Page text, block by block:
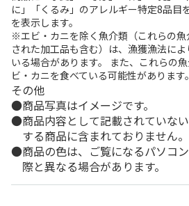
に」「くるみ」のアレルギー特定8品目
を表示します。
※エビ・カニを除く魚介類（これらの
された加工品も含む）は、漁獲漁法に
いる場合があります。 また、これらの
ビ・カニを食べている可能性があります。
その他
商品写真はイメージです。
商品内容として記載されていな
する商品に含まれておりません。
商品の色は、ご覧になるパソコ
際と異なる場合があります。